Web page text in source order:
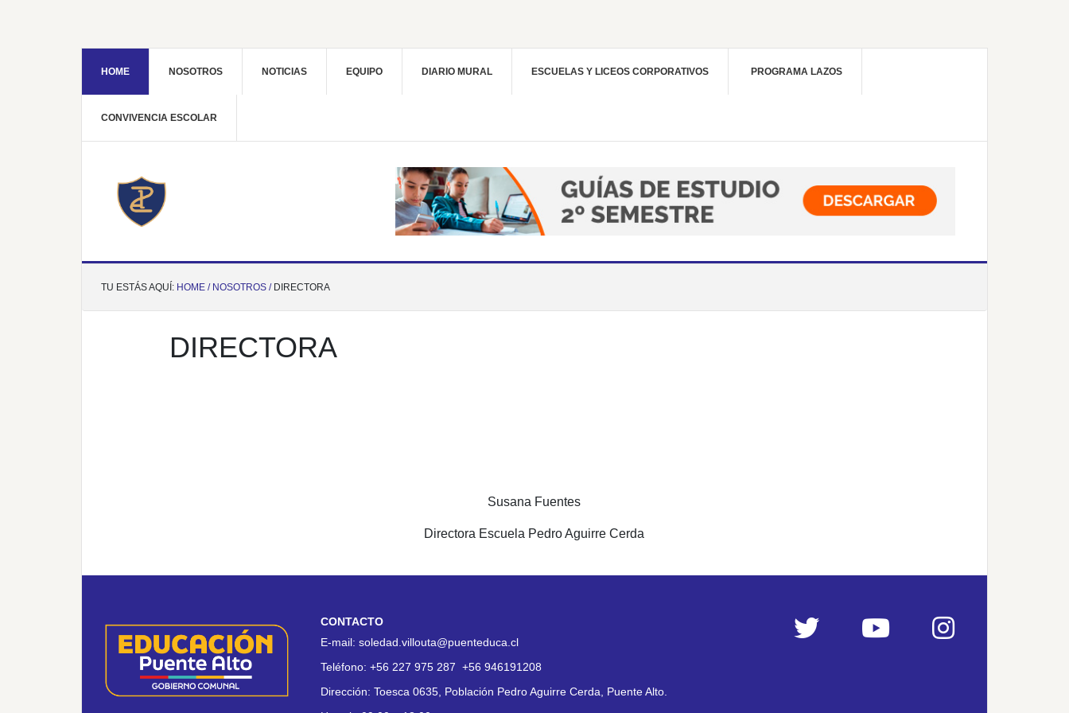
HOME NOSOTROS NOTICIAS EQUIPO DIARIO MURAL ESCUELAS Y LICEOS CORPORATIVOS PROGRAMA LAZOS
CONVIVENCIA ESCOLAR
TU ESTÁS AQUÍ: HOME / NOSOTROS / DIRECTORA
DIRECTORA
Susana Fuentes
Directora Escuela Pedro Aguirre Cerda
CONTACTO
E-mail: soledad.villouta@puenteduca.cl
Teléfono: +56 227 975 287 +56 946191208
Dirección: Toesca 0635, Población Pedro Aguirre Cerda, Puente Alto.